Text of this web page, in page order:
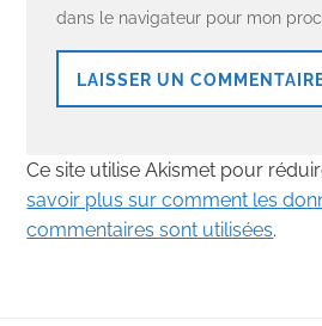
dans le navigateur pour mon
Ce site utilise Akismet pour
savoir plus sur comment les
commentaires sont utilisées.